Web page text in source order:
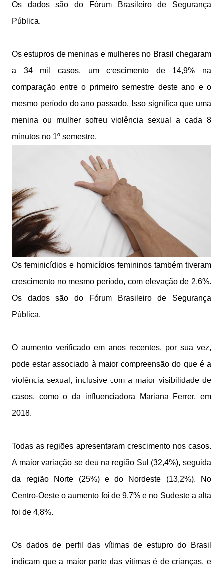
Os dados são do Fórum Brasileiro de Segurança
Pública.
Os estupros de meninas e mulheres no Brasil chegaram
a 34 mil casos, um crescimento de 14,9% na
comparação entre o primeiro semestre deste ano e o
mesmo período do ano passado. Isso significa que uma
menina ou mulher sofreu violência sexual a cada 8
minutos no 1º semestre.
Os feminicídios e homicídios femininos também tiveram
crescimento no mesmo período, com elevação de 2,6%.
Os dados são do Fórum Brasileiro de Segurança
Pública.
O aumento verificado em anos recentes, por sua vez,
pode estar associado à maior compreensão do que é a
violência sexual, inclusive com a maior visibilidade de
casos, como o da influenciadora Mariana Ferrer, em
2018.
Todas as regiões apresentaram crescimento nos casos.
A maior variação se deu na região Sul (32,4%), seguida
da região Norte (25%) e do Nordeste (13,2%). No
Centro-Oeste o aumento foi de 9,7% e no Sudeste a alta
foi de 4,8%.
Os dados de perfil das vítimas de estupro do Brasil
indicam que a maior parte das vítimas é de crianças, e